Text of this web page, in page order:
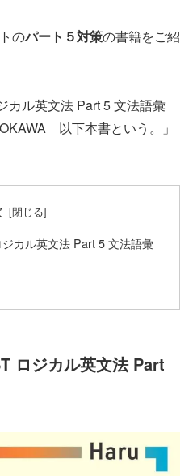
のパート５対策の書籍をご紹
カル英文法 Part 5 文法語彙
以下本書という。」
カル英文法 Part 5 文法語彙
ロジカル英文法 Part